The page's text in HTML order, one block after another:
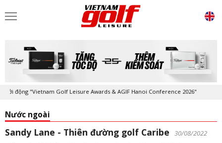
"Vietnam Golf Leisure Awards & AGIF Hanoi Conference 2026"
Nước ngoài
Sandy Lane - Thiên đường golf Caribe 30/08/2022